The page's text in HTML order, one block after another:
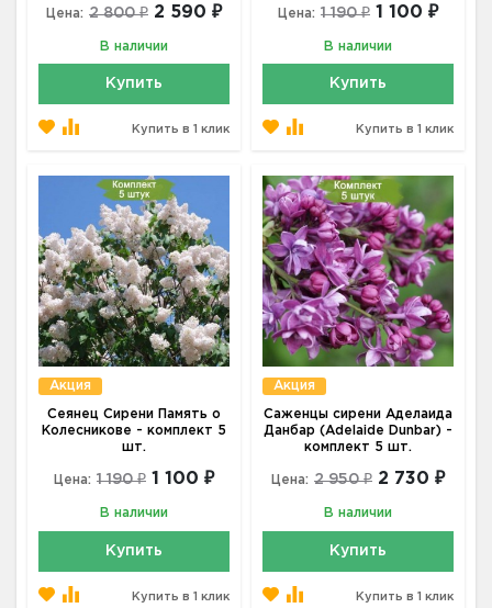
Цена: 2 800 ₽ 2 590 ₽
В наличии
Купить
Купить в 1 клик
Цена: 1 190 ₽ 1 100 ₽
В наличии
Купить
Купить в 1 клик
Акция
Сеянец Сирени Память о
Колесникове - комплект 5
шт.
Цена: 1 190 ₽ 1 100 ₽
В наличии
Купить
Купить в 1 клик
Акция
Саженцы сирени Аделаида
Данбар (Adelaide Dunbar) -
комплект 5 шт.
Цена: 2 950 ₽ 2 730 ₽
В наличии
Купить
Купить в 1 клик